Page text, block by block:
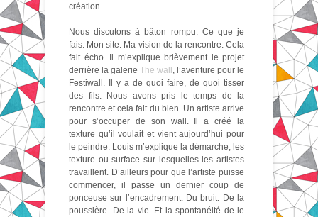
création.
Nous discutons à bâton rompu. Ce que je
fais. Mon site. Ma vision de la rencontre. Cela
fait écho. Il m’explique brièvement le projet
derrière la galerie The wall , l’aventure pour le
Festiwall. Il y a de quoi faire, de quoi tisser
des fils. Nous avons pris le temps de la
rencontre et cela fait du bien. Un artiste arrive
pour s’occuper de son wall. Il a créé la
texture qu’il voulait et vient aujourd’hui pour
le peindre. Louis m’explique la démarche, les
texture ou surface sur lesquelles les artistes
travaillent. D’ailleurs pour que l’artiste puisse
commencer, il passe un dernier coup de
ponceuse sur l’encadrement. Du bruit. De la
poussière. De la vie. Et la spontanéité de le